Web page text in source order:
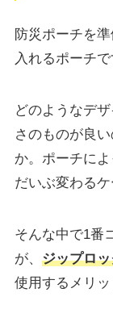
防災ポーチを
入れるポーチで
どのようなデ
さのものが良
か。ポーチに
だいぶ変わるケ
そんな中で1番
が、 ジップロ
使用するメリッ